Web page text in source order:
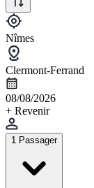
Nîmes
Clermont-Ferrand
08/08/2026
+ Revenir
1 Passager